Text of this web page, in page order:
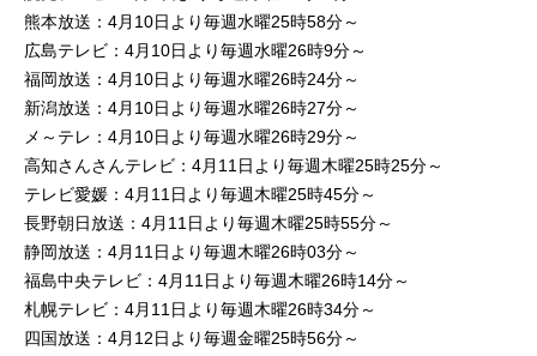
熊本放送：4月10日より毎週水曜25時58分～
広島テレビ：4月10日より毎週水曜26時9分～
福岡放送：4月10日より毎週水曜26時24分～
新潟放送：4月10日より毎週水曜26時27分～
メ～テレ：4月10日より毎週水曜26時29分～
高知さんさんテレビ：4月11日より毎週木曜25時25分～
テレビ愛媛：4月11日より毎週木曜25時45分～
長野朝日放送：4月11日より毎週木曜25時55分～
静岡放送：4月11日より毎週木曜26時03分～
福島中央テレビ：4月11日より毎週木曜26時14分～
札幌テレビ：4月11日より毎週木曜26時34分～
四国放送：4月12日より毎週金曜25時56分～